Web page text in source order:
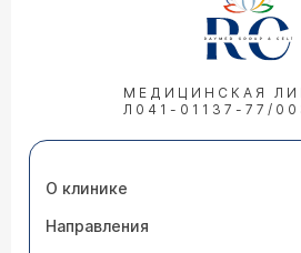
МЕДИЦИНСКАЯ
Л041-01137-77/
О клинике
Направления